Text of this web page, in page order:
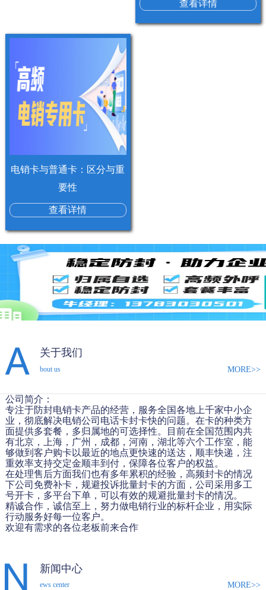
查看详情
电销卡与普通卡：区分与重
要性
查看详情
关于我们
bout us MORE>>
公司简介：
专注于防封电销卡产品的经营，服务全国各地上千家中小企
业，彻底解决电销公司电话卡封卡快的问题。在卡的种类方
面提供多套餐，多归属地的可选择性。目前在全国范围内共
有北京，上海，广州，成都，河南，湖北等六个工作室，能
够做到客户购卡以最近的地点更快速的送达，顺丰快递，注
重效率支持交定金顺丰到付，保障各位客户的权益。
在处理售后方面我们也有多年累积的经验，高频封卡的情况
下公司免费补卡，规避投诉批量封卡的方面，公司采用多工
号开卡，多平台下单，可以有效的规避批量封卡的情况。
精诚合作，诚信至上，努力做电销行业的标杆企业，用实际
行动服务好每一位客户。
欢迎有需求的各位老板前来合作
新闻中心
ews center MORE>>